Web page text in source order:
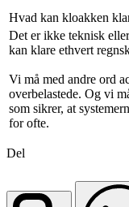
Hvad kan kloakken
Det er ikke teknisk
kan klare ethvert
Vi må med andre ord
overbelastede. Og vi
som sikrer, at
for ofte.
Del